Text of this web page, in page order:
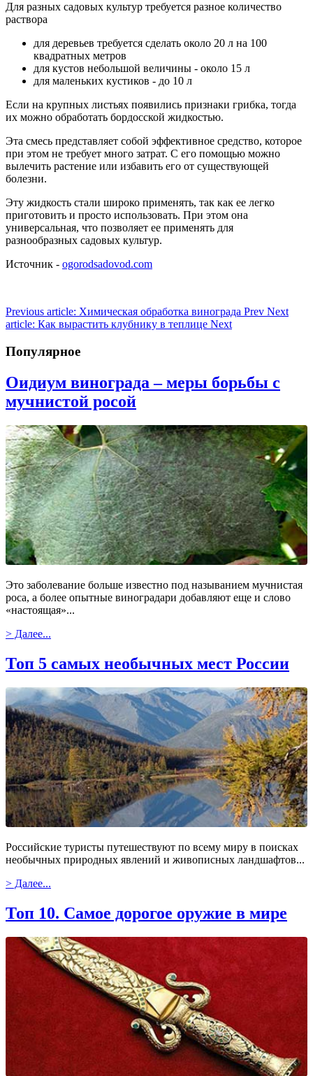
Для разных садовых культур требуется разное количество
раствора
для деревьев требуется сделать около 20 л на 100
квадратных метров
для кустов небольшой величины - около 15 л
для маленьких кустиков - до 10 л
Если на крупных листьях появились признаки грибка, тогда
их можно обработать бордосской жидкостью.
Эта смесь представляет собой эффективное средство, которое
при этом не требует много затрат. С его помощью можно
вылечить растение или избавить его от существующей
болезни.
Эту жидкость стали широко применять, так как ее легко
приготовить и просто использовать. При этом она
универсальная, что позволяет ее применять для
разнообразных садовых культур.
Источник - ogorodsadovod.com
Previous article: Химическая обработка винограда Prev Next
article: Как вырастить клубнику в теплице Next
Популярное
Оидиум винограда – меры борьбы c
мучнистой росой
Это заболевание больше известно под называнием мучнистая
роса, а более опытные виноградари добавляют еще и слово
«настоящая»...
> Далее...
Топ 5 самых необычных мест России
Российские туристы путешествуют по всему миру в поисках
необычных природных явлений и живописных ландшафтов...
> Далее...
Топ 10. Самое дорогое оружие в мире